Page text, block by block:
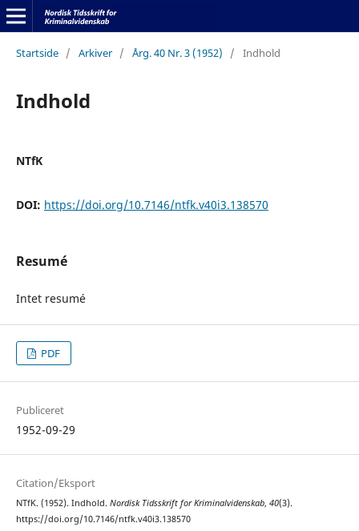
Startside / Arkiver / Årg. 40 Nr. 3 (1952) / Indhold
Indhold
NTfK
DOI: https://doi.org/10.7146/ntfk.v40i3.138570
Resumé
Intet resumé
PDF
Publiceret
1952-09-29
Citation/Eksport
NTfK. (1952). Indhold. Nordisk Tidsskrift for Kriminalvidenskab, 40(3).
https://doi.org/10.7146/ntfk.v40i3.138570